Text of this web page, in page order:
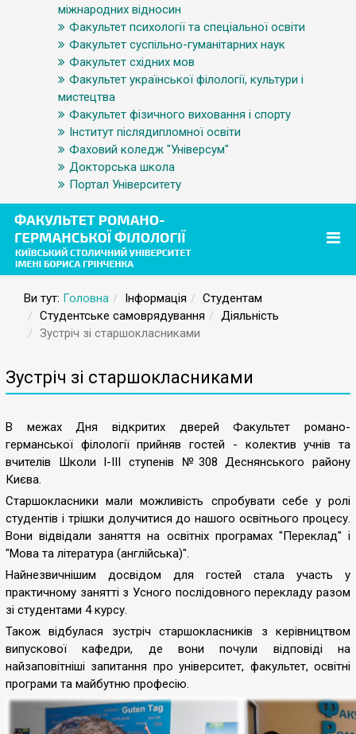
міжнародних відносин
Факультет психології та спеціальної освіти
Факультет суспільно-гуманітарних наук
Факультет східних мов
Факультет української філології, культури і
мистецтва
Факультет фізичного виховання і спорту
Інститут післядипломної освіти
Фаховий коледж "Універсум"
Докторська школа
Портал Університету
Ви тут: Головна Інформація
Студентам
Студентське самоврядування
Діяльність
Зустріч зі старшокласниками
Зустріч зі старшокласниками
В межах Дня відкритих дверей Факультет романо-
германської філології прийняв гостей - колектив учнів та
вчителів Школи І-ІІІ ступенів №308 Деснянського району
Києва.
Старшокласники мали можливість спробувати себе у ролі
студентів і трішки долучитися до нашого освітнього процесу.
Вони відвідали заняття на освітніх програмах "Переклад" і
"Мова та література (англійська)".
Найнезвичнішим досвідом для гостей стала участь у
практичному занятті з Усного послідовного перекладу разом
зі студентами 4 курсу.
Також відбулася зустріч старшокласників з керівництвом
випускової кафедри, де вони почули відповіді на
найзаповітніші запитання про університет, факультет, освітні
програми та майбутню професію.